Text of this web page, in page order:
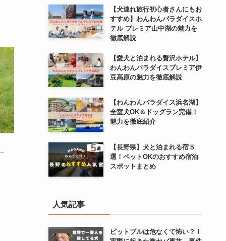
【犬連れ旅行初心者さんにもお
すすめ】わんわんパラダイスホ
テル プレミア山中湖の魅力を
徹底解説
【愛犬と泊まれる贅沢ホテル】
わんわんパラダイスプレミア伊
豆高原の魅力を徹底解説
【わんわんパラダイス浜名湖】
全室犬OK＆ドッグラン完備！
魅力を徹底紹介
【長野県】犬と泊まれる宿５
選！ペットOKのおすすめ宿泊
スポットまとめ
人気記事
ピットブルは危なくて怖い？！